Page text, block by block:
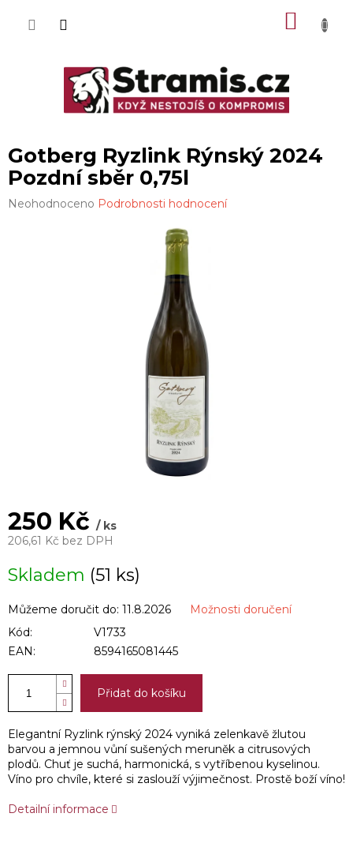
Gotberg Ryzlink Rýnský 2024
Pozdní sběr 0,75l
Průměrné
Neohodnoceno Podrobnosti hodnocení
250 Kč/ ks
206,61 Kč bez DPH
cena:
Skladem (51 ks)
Můžeme doručit do: 11.8.2026
Možnosti doručení
Kód:
V1733
EAN:
8594165081445
Přidat do košíku
Elegantní Ryzlink rýnský 2024 vyniká zelenkavě žlutou
barvou a jemnou vůní sušených meruněk a citrusových
plodů. Chuť je suchá, harmonická, s vytříbenou kyselinou.
Víno pro chvíle, které si zaslouží výjimečnost. Prostě boží víno!
Detailní informace